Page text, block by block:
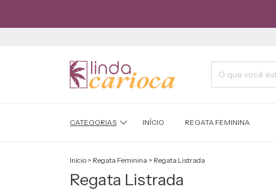
CATEGORIAS INÍCIO REGATA FEMININA
Início > Regata Feminina > Regata Listrada
Regata Listrada